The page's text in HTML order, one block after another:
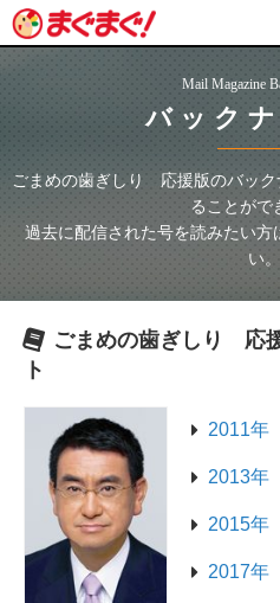
Mail Magazine
バック
ごまめの歯ぎしり 応援版のバッ
ることがで
過去に配信された号を読みたい
い。
ごまめの歯ぎしり 応
ト
2011年
2013年
2015年
2017年